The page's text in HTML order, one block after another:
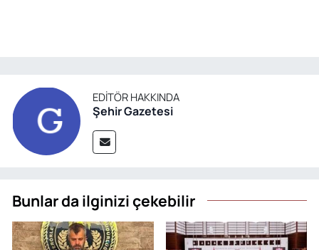
EDITÖR HAKKINDA
Şehir Gazetesi
Bunlar da ilginizi çekebilir